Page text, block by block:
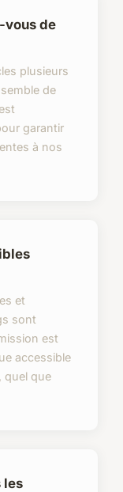
vous de
plusieurs
de
garantir
à nos
et
sont
est
accessible
quel que
les